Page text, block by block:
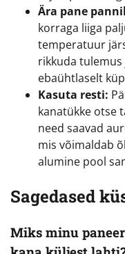
Ära pane
korraga liiga
temperatuur
rikkuda
ebaühtlaselt
Kasuta resti:
kanatükke otse
need saavad
mis võimaldab
alumine pool
Sagedased
Miks minu